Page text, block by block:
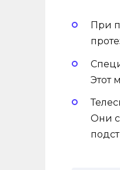
При
Этот
Они